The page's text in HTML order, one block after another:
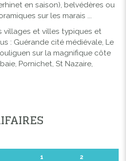
en saison), belvédères ou
sur les marais ...
villages et villes typiques et
: Guérande cité médiévale, Le
sur la magnifique côte
Pornichet, St Nazaire,
1
2